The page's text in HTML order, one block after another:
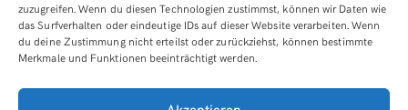
zuzugreifen. Wenn du diesen Technologien zustimmst, können wir Daten wie
das Surfverhalten oder eindeutige IDs auf dieser Website verarbeiten. Wenn
du deine Zustimmung nicht erteilst oder zurückziehst, können bestimmte
Merkmale und Funktionen beeinträchtigt werden.